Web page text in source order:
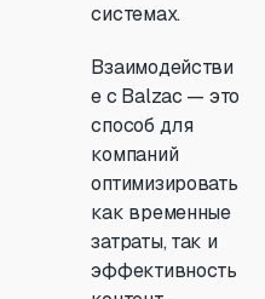
системах.
Взаимодействи
е с Balzac — это
способ для
компаний
оптимизировать
как временные
затраты, так и
эффективность